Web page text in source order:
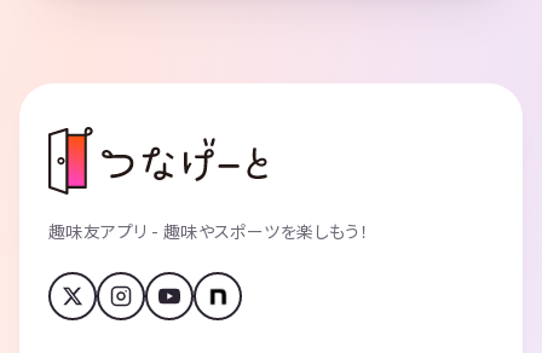
趣味友アプリ - 趣味やスポーツを楽しもう！